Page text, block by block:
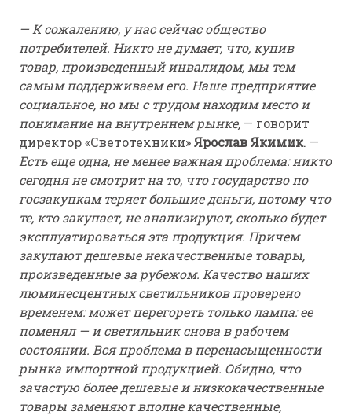
— К сожалению, у нас сейчас общество
потребителей. Никто не думает, что, купив
товар, произведенный инвалидом, мы тем
самым поддерживаем его. Наше предприятие
социальное, но мы с трудом находим место и
понимание на внутреннем рынке, — говорит
директор «Светотехники»Ярослав Якимик. —
Есть еще одна, не менее важная проблема: никто
сегодня не смотрит на то, что государство по
госзакупкам теряет большие деньги, потому что
те, кто закупает, не анализируют, сколько будет
эксплуатироваться эта продукция. Причем
закупают дешевые некачественные товары,
произведенные за рубежом. Качество наших
люминесцентных светильников проверено
временем: может перегореть только лампа: ее
поменял — и светильник снова в рабочем
состоянии. Вся проблема в перенасыщенности
рынка импортной продукцией. Обидно, что
зачастую более дешевые и низкокачественные
товары заменяют вполне качественные,